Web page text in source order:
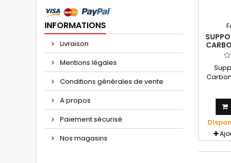
INFORMATIONS
Livraison
Mentions légales
Conditions générales de vente
A propos
Paiement sécurisé
Nos magasins
Se
1997